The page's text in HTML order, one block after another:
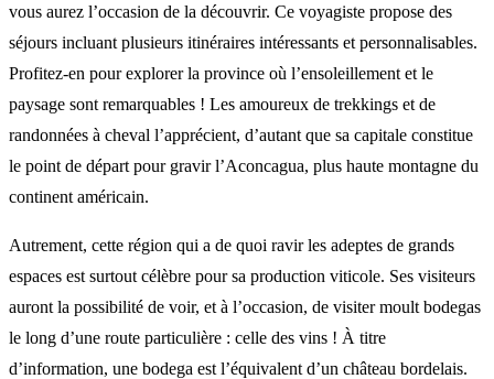
vous aurez l’occasion de la découvrir. Ce voyagiste propose des
séjours incluant plusieurs itinéraires intéressants et personnalisables.
Profitez-en pour explorer la province où l’ensoleillement et le
paysage sont remarquables ! Les amoureux de trekkings et de
randonnées à cheval l’apprécient, d’autant que sa capitale constitue
le point de départ pour gravir l’Aconcagua, plus haute montagne du
continent américain.
Autrement, cette région qui a de quoi ravir les adeptes de grands
espaces est surtout célèbre pour sa production viticole. Ses visiteurs
auront la possibilité de voir, et à l’occasion, de visiter moult bodegas
le long d’une route particulière : celle des vins ! À titre
d’information, une bodega est l’équivalent d’un château bordelais.